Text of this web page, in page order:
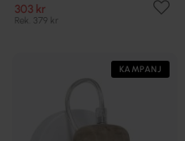
303 kr
Rek. 379 kr
KAMPANJ